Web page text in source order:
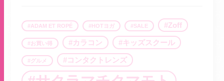
ADAM ET ROPÉ HOTヨガ SALE Zoff
お買い得 カラコン キッズスクール
グルメ コンタクトレンズ